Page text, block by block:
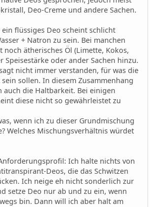
Deo-Creme und andere Sachen.
flüssiges Deo scheint schlicht
+ Natron zu sein. Bei manchen
noch ätherisches Öl (Limette, Kokos,
Speisestärke oder ander Sachen hinzu.
nicht immer verstanden, für was die
sollen. In diesem Zusammenhang
auch die Haltbarkeit. Bei einigen
diese nicht so gewährleistet zu
wenn ich zu dieser Grundmischung
Welches Mischungsverhältnis würdet
Ich halte nichts von
Deos, die das Schwitzen
Ich neige eh nicht sonderlich zur
setze Deo nur ab und zu ein, wenn
bin. Dann will ich aber halt am